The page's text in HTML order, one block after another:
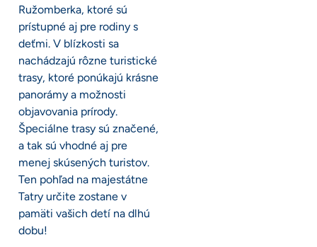
Ružomberka, ktoré sú
prístupné aj pre rodiny s
deťmi. V blízkosti sa
nachádzajú rôzne turistické
trasy, ktoré ponúkajú krásne
panorámy a možnosti
objavovania prírody.
Špeciálne trasy sú značené,
a tak sú vhodné aj pre
menej skúsených turistov.
Ten pohľad na majestátne
Tatry určite zostane v
pamäti vašich detí na dlhú
dobu!